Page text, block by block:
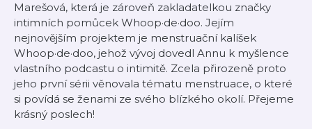
Marešová, která je zároveň zakladatelkou značky
intimních pomůcek Whoop·de·doo. Jejím
nejnovějším projektem je menstruační kalíšek
Whoop·de·doo, jehož vývoj dovedl Annu k myšlence
vlastního podcastu o intimitě. Zcela přirozeně proto
jeho první sérii věnovala tématu menstruace, o které
si povídá se ženami ze svého blízkého okolí. Přejeme
krásný poslech!